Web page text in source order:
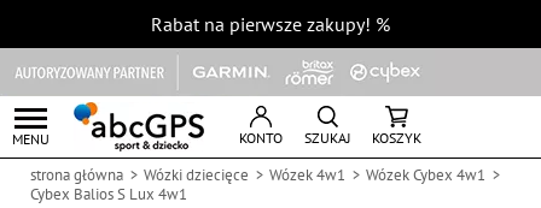
Rabat na pierwsze zakupy! %
MENU KONTO SZUKAJ KOSZYK
strona główna Wózki dziecięce Wózek 4w1
Wózek Cybex 4w1
Cybex Balios S Lux 4w1